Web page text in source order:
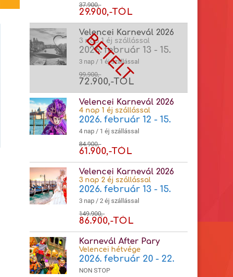
37.900,-
29.900,-TÓL
Velencei Karnevál 2026
3 nap 1 éj szállással
2026. február 13 - 15.
3 nap / 1 éj szállással
99.900,-
72.900,-TÓL
Velencei Karnevál 2026
4 nap 1 éj szállással
2026. február 12 - 15.
4 nap / 1 éj szállással
84.900,-
61.900,-TÓL
Velencei Karnevál 2026
3 nap 2 éj szállással
2026. február 13 - 15.
3 nap / 2 éj szállással
149.900,-
86.900,-TÓL
Karnevál After Pary
Velencei hétvége
2026. február 20 - 22.
NON STOP